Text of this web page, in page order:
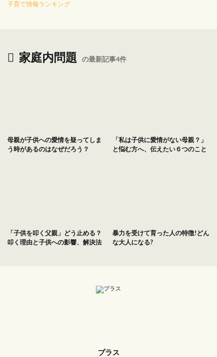
子育て情報ランキング
家庭内問題 の最新記事4件
母親が子供への愛情を疑ってしま
う時があるのはなぜだろう？
「私は子供に愛情がない母親？」
と悩む方へ、伝えたい６つのこと
「子供を叩く父親」どう止める？
叩く理由と子供への影響、解決法
暴力を受けて育った人の特徴!どん
な大人になる?
プラス